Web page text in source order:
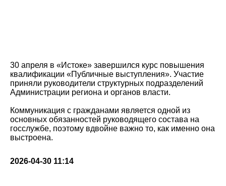
30 апреля в «Истоке» завершился курс повышения
квалификации «Публичные выступления». Участие
приняли руководители структурных подразделений
Администрации региона и органов власти.
Коммуникация с гражданами является одной из
основных обязанностей руководящего состава на
госслужбе, поэтому вдвойне важно то, как именно она
выстроена.
2026-04-30 11:14